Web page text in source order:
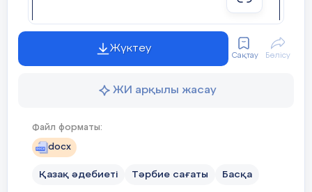
«_____» _________ 2024 жыл
Қармақшы ауданының оқушылар үйіндегі
Жүктеу
Сақтау Бөлісу
ЖИ арқылы жасау
Файл форматы:
docx
Қазақ әдебиеті Тәрбие сағаты Басқа